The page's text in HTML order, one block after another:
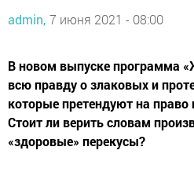
admin, 7 июня 2021 - 08:00
В новом выпуске программа
всю правду о злаковых и
которые претендуют на
Стоит ли верить словам
«здоровые» перекусы?